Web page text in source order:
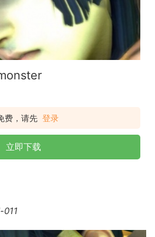
费，请先 登录
立即下载